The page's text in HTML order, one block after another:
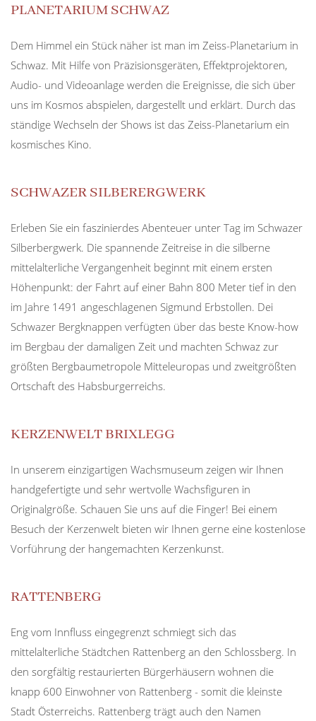
PLANETARIUM SCHWAZ
Dem Himmel ein Stück näher ist man im Zeiss-Planetarium in
Schwaz. Mit Hilfe von Präzisionsgeräten, Effektprojektoren,
Audio- und Videoanlage werden die Ereignisse, die sich über
uns im Kosmos abspielen, dargestellt und erklärt. Durch das
ständige Wechseln der Shows ist das Zeiss-Planetarium ein
kosmisches Kino.
SCHWAZER SILBERERGWERK
Erleben Sie ein faszinierdes Abenteuer unter Tag im Schwazer
Silberbergwerk. Die spannende Zeitreise in die silberne
mittelalterliche Vergangenheit beginnt mit einem ersten
Höhenpunkt: der Fahrt auf einer Bahn 800 Meter tief in den
im Jahre 1491 angeschlagenen Sigmund Erbstollen. Dei
Schwazer Bergknappen verfügten über das beste Know-how
im Bergbau der damaligen Zeit und machten Schwaz zur
größten Bergbaumetropole Mitteleuropas und zweitgrößten
Ortschaft des Habsburgerreichs.
KERZENWELT BRIXLEGG
In unserem einzigartigen Wachsmuseum zeigen wir Ihnen
handgefertigte und sehr wertvolle Wachsfiguren in
Originalgröße. Schauen Sie uns auf die Finger! Bei einem
Besuch der Kerzenwelt bieten wir Ihnen gerne eine kostenlose
Vorführung der hangemachten Kerzenkunst.
RATTENBERG
Eng vom Innfluss eingegrenzt schmiegt sich das
mittelalterliche Städtchen Rattenberg an den Schlossberg. In
den sorgfältig restaurierten Bürgerhäusern wohnen die
knapp 600 Einwohner von Rattenberg - somit die kleinste
Stadt Österreichs. Rattenberg trägt auch den Namen